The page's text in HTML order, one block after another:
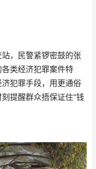
，民警紧锣密鼓的张
类经济犯罪案件特
犯罪手段，用更通俗
提醒群众捂保证住“钱